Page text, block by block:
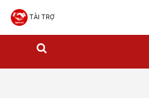
TÀI TRỢ